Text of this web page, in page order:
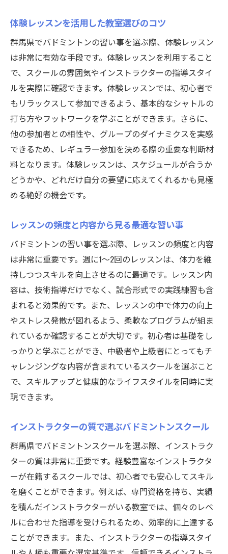
友達作りに最適なグループレッスン紹介
レッスン外でも楽しめる仲間作りの方法
健康維持に役立つバドミントントレーニン
グ
習慣化するためのモチベーション維持方法
コミュニケーション力を高めるバドミント
ン
バドミントンを通じたコミュニティ形成群馬県
での習い事の魅力
地域のバドミントンクラブ参加の利点
イベントや大会で広がる交流の輪
異なる世代間の交流を楽しむ方法
共通の趣味がもたらす友情の深まり
オンラインコミュニティを活用した情報共
有
群馬県のバドミントンレッスンで体力と友情を
同時に手に入れる
バドミントンで培う持久力と筋力アップ
仲間と切磋琢磨することで得られる成長
共同練習から生まれる友情の強化法
レッスンを通じたチームワークの養成
バドミントンがもたらすストレス発散効果
習い事としてのバドミントンが群馬県で提供す
る充実した時間
趣味としてのバドミントンの楽しみ方
プライベートレッスンで得られる深い学び
時間を有効活用したレッスンスケジュール
仕事帰りに参加できる夜間レッスンの魅力
充実した休日を過ごすためのレッスンプラ
ン
体験レッスンを活用した教室選びのコツ
群馬県でバドミントンの習い事を選ぶ際、体験レッスン
は非常に有効な手段です。体験レッスンを利用すること
で、スクールの雰囲気やインストラクターの指導スタイ
ルを実際に確認できます。体験レッスンでは、初心者で
もリラックスして参加できるよう、基本的なシャトルの
打ち方やフットワークを学ぶことができます。さらに、
他の参加者との相性や、グループのダイナミクスを実感
できるため、レギュラー参加を決める際の重要な判断材
料となります。体験レッスンは、スケジュールが合うか
どうかや、どれだけ自分の要望に応えてくれるかも見極
める絶好の機会です。
レッスンの頻度と内容から見る最適な習い事
バドミントンの習い事を選ぶ際、レッスンの頻度と内容
は非常に重要です。週に1〜2回のレッスンは、体力を維
持しつつスキルを向上させるのに最適です。レッスン内
容は、技術指導だけでなく、試合形式での実践練習も含
まれると効果的です。また、レッスンの中で体力の向上
やストレス発散が図れるよう、柔軟なプログラムが組ま
れているか確認することが大切です。初心者は基礎をし
っかりと学ぶことができ、中級者や上級者にとってもチ
ャレンジングな内容が含まれているスクールを選ぶこと
で、スキルアップと健康的なライフスタイルを同時に実
現できます。
インストラクターの質で選ぶバドミントンスクール
群馬県でバドミントンスクールを選ぶ際、インストラク
ターの質は非常に重要です。経験豊富なインストラクタ
ーが在籍するスクールでは、初心者でも安心してスキル
を磨くことができます。例えば、専門資格を持ち、実績
を積んだインストラクターがいる教室では、個々のレベ
ルに合わせた指導を受けられるため、効率的に上達する
ことができます。また、インストラクターの指導スタイ